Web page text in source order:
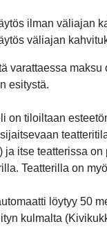
ilman väliajan
väliajan
varattaessa
esitystä.
on tiloiltaan
ja itse teatterissa
Teatterilla on
löytyy 50
kulmalta